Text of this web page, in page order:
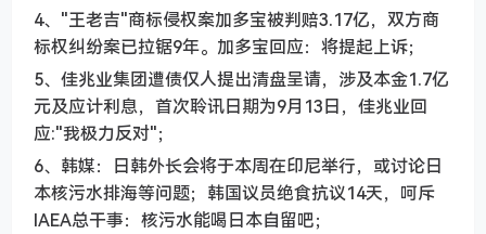
4、"王老吉"商标侵权案加多宝被判赔3.17亿，双方商
标权纠纷案已拉锯9年。加多宝回应：将提起上诉；
5、佳兆业集团遭债仅人提出清盘呈请，涉及本金1.7亿
元及应计利息，首次聆讯日期为9月13日，佳兆业回
应:"我极力反对"；
6、韩媒：日韩外长会将于本周在印尼举行，或讨论日
本核污水排海等问题；韩国议员绝食抗议14天，呵斥
IAEA总干事：核污水能喝日本自留吧；